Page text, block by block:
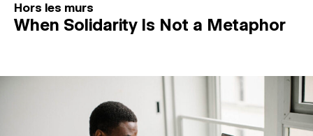
Hors les murs
When Solidarity Is Not a Metaphor